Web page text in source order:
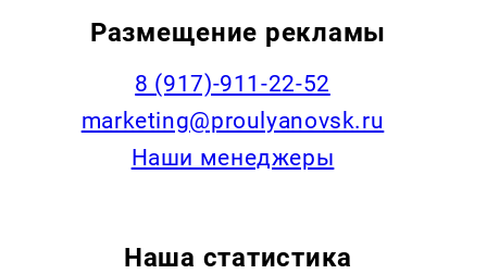
Размещение рекламы
8 (917)-911-22-52
marketing@proulyanovsk.ru
Наши менеджеры
Наша статистика